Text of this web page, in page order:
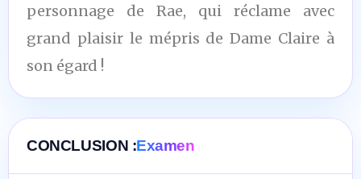
personnage de Rae, qui réclame avec
grand plaisir le mépris de Dame Claire à
son égard !
CONCLUSION :Examen